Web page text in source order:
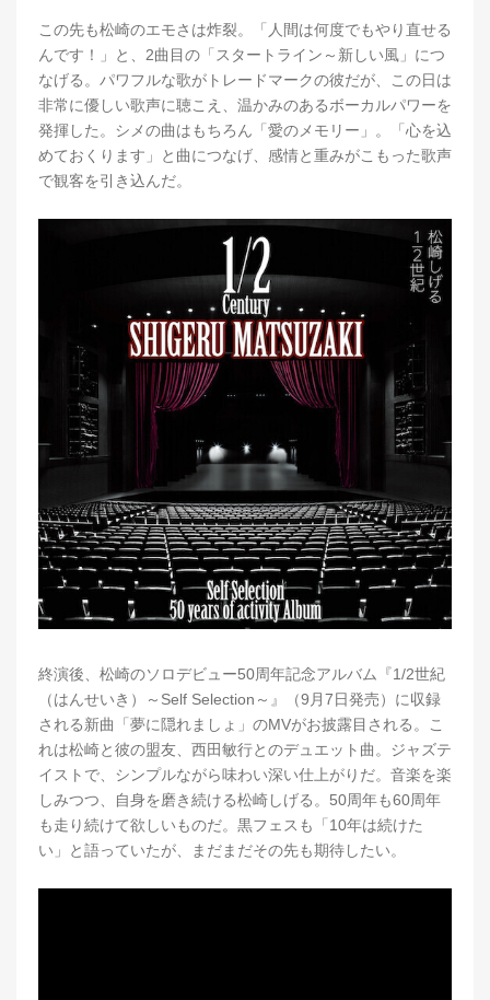
この先も松崎のエモさは炸裂。「人間は何度でもやり直せる
んです！」と、2曲目の「スタートライン～新しい風」につ
なげる。パワフルな歌がトレードマークの彼だが、この日は
非常に優しい歌声に聴こえ、温かみのあるボーカルパワーを
発揮した。シメの曲はもちろん「愛のメモリー」。「心を込
めておくります」と曲につなげ、感情と重みがこもった歌声
で観客を引き込んだ。
終演後、松崎のソロデビュー50周年記念アルバム『1/2世紀
（はんせいき）～Self Selection～』（9月7日発売）に収録
される新曲「夢に隠れましょ」のMVがお披露目される。こ
れは松崎と彼の盟友、西田敏行とのデュエット曲。ジャズテ
イストで、シンプルながら味わい深い仕上がりだ。音楽を楽
しみつつ、自身を磨き続ける松崎しげる。50周年も60周年
も走り続けて欲しいものだ。黒フェスも「10年は続けた
い」と語っていたが、まだまだその先も期待したい。